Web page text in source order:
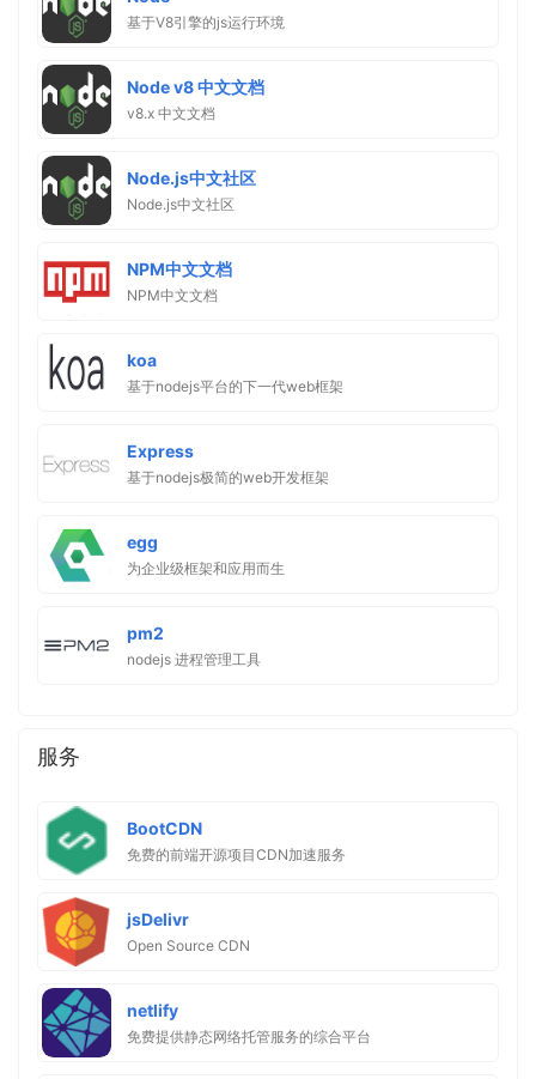
基于V8引擎的js运行环境
Node v8 中文文档
v8.x 中文文档
Node.js中文社区
Node.js中文社区
NPM中文文档
NPM中文文档
koa
基于nodejs平台的下一代web框架
Express
基于nodejs极简的web开发框架
egg
为企业级框架和应用而生
pm2
nodejs 进程管理工具
服务
BootCDN
免费的前端开源项目CDN加速服务
jsDelivr
Open Source CDN
netlify
免费提供静态网络托管服务的综合平台